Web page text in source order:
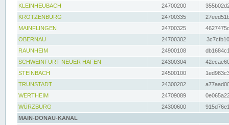
KLEINHEUBACH 24700200
KROTZENBURG
24700335
MAINFLINGEN
24700325
OBERNAU
24700302
RAUNHEIM
24900108
SCHWEINFURT NEUER HAFEN
24300304
STEINBACH
24500100
TRUNSTADT
24300202
WERTHEIM
24709089
WÜRZBURG
24300600
MAIN-DONAU-KANAL